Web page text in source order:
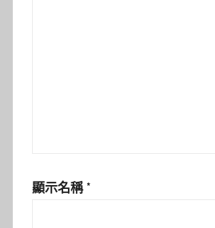
顯示名稱 *